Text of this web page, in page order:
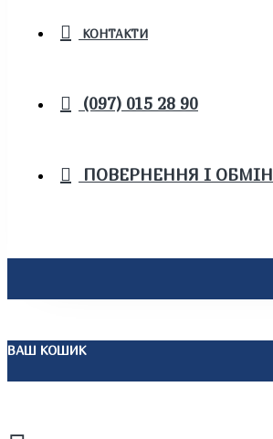
КОНТАКТИ
(097) 015 28 90
ПОВЕРНЕННЯ І ОБМІН
ВАШ КОШИК